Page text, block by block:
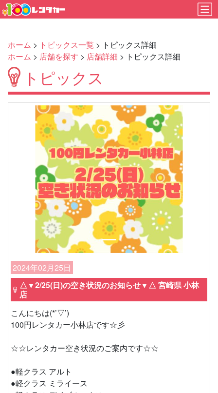
ホーム > トピックス一覧 > トピックス詳細
ホーム > 店舗を探す > 店舗詳細 > トピックス詳細
トピックス
Previous
2024年02月25日
△▼2/25(日)の空き状況のお知らせ▼△ 宮崎県 小林
店
こんにちは(*’▽’)
100円レンタカー小林店です☆彡
☆☆レンタカー空き状況のご案内です☆☆
●軽クラス アルト
●軽クラス ミライース